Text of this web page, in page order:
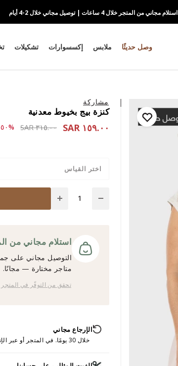
استلام مجاني من المتجر خلال 4 ساعات | توصيل مجاني خلال 2-4 أيام
وصل حديثًا ملابس إكسسوارات تشكيلات
مشاركة
كنزة بيج بخيوط معدنية
١٥٩.٠٠ SAR reduced from
٣١٥.٠٠ SAR to ١٥٩.٠٠ SAR%٥٠-
اختر القياس
استلام مجاني من المتجر
التوصيل مجاني على
متاجر مختارة — مجانًا.
تحقق من التوفّر في المتجر
الإرجاع مجاني
خلال 30 يومًا. في المتجر أو عبر الإنترنت.